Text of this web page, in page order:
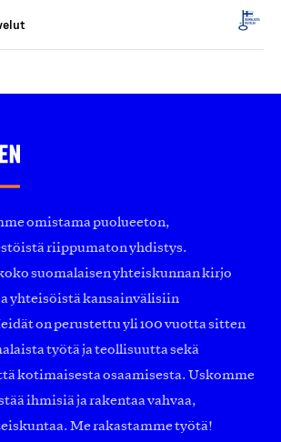
omistama puolueeton,
riippumaton yhdistys.
suomalaisen yhteiskunnan kirjo
yhteisöistä kansainvälisiin
on perustettu yli 100 vuotta sitten
työtä ja teollisuutta sekä
kotimaisesta osaamisesta. Uskomme
ihmisiä ja rakentaa vahvaa,
Me rakastamme työtä!